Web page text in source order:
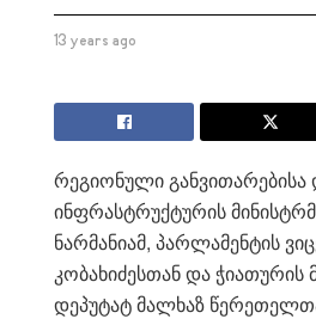
13 years ago
რეგიონული განვითარებისა
ინფრასტრუქტურის
ნარმანიამ, პარლამენტის
კობახიძესთან და
დეპუტატ მალხაზ